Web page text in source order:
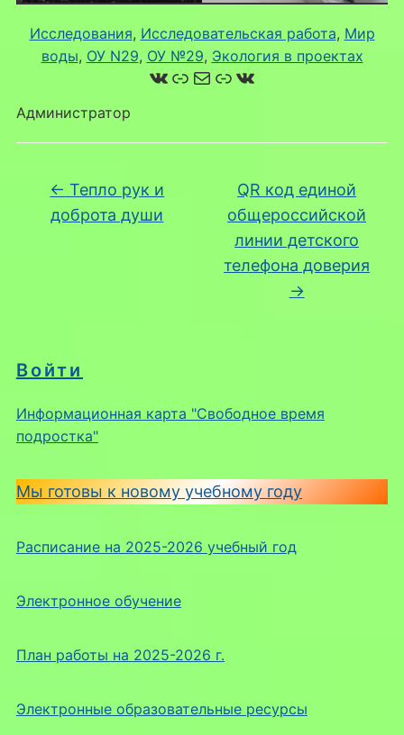
Войти
Информационная карта "Свободное время
подростка"
Мы готовы к новому учебному году
Расписание на 2025-2026 учебный год
Электронное обучение
План работы на 2025-2026 г.
Электронные образовательные ресурсы
Исследования, Исследовательская работа, Мир
воды, ОУ N29, ОУ №29, Экология в проектах
ВКонтакте
Ссылка
Почта
Ссылка
ВКонтакте
Администратор
← Тепло рук и
доброта души
QR код единой
общероссийской
линии детского
телефона доверия
→